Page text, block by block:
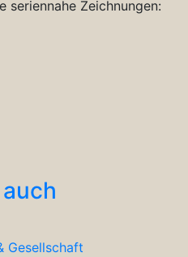
seriennahe Zeichnungen:
Gesellschaft